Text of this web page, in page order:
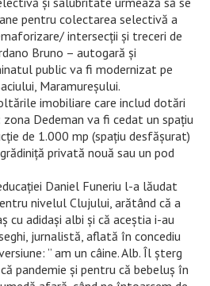
pentru colectarea selectivă a
intersecții și treceri de
Bruno – autogară și
public va fi modernizat pe
Maramureșului.
imobiliare care includ dotări
Dedeman va fi cedat un spaţiu
de 1.000 mp (spaţiu desfăşurat)
privată nouă sau un pod
Daniel Funeriu l-a lăudat
nivelul Clujului, arătând că a
cu adidași albi și că aceștia i-au
jurnalistă, aflată în concediu
” am un câine. Alb. Îl șterg
pandemie și pentru că bebeluș în